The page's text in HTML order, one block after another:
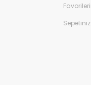
Sepetiniz